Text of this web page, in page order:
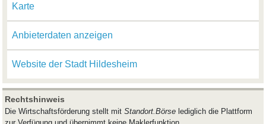
Karte
Anbieterdaten anzeigen
Website der Stadt Hildesheim
Rechtshinweis
Die Wirtschaftsförderung stellt mit Standort.Börse lediglich die Plattform